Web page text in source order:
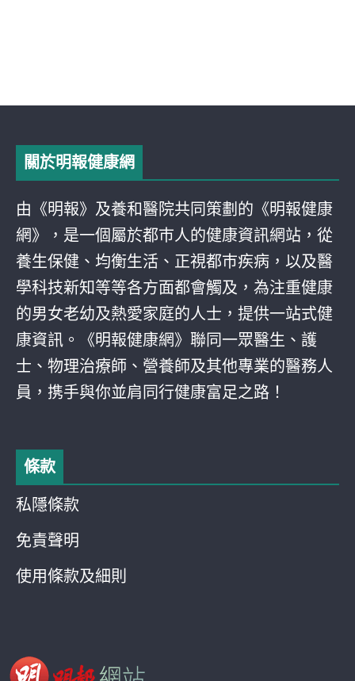
關於明報健康網
由《明報》及養和醫院共同策劃的《明報健康
網》，是一個屬於都巿人的健康資訊網站，從
養生保健、均衡生活、正視都巿疾病，以及醫
學科技新知等等各方面都會觸及，為注重健康
的男女老幼及熱愛家庭的人士，提供一站式健
康資訊。《明報健康網》聯同一眾醫生、護
士、物理治療師、營養師及其他專業的醫務人
員，携手與你並肩同行健康富足之路！
條款
私隱條款
免責聲明
使用條款及細則